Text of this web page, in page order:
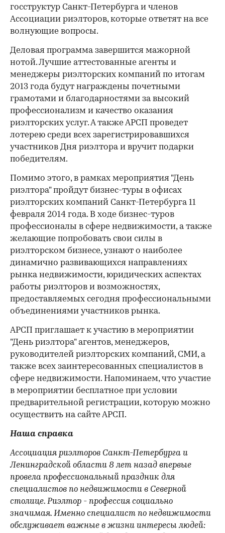
госструктур Санкт-Петербурга и членов
Ассоциации риэлторов, которые ответят на все
волнующие вопросы.
Деловая программа завершится мажорной
нотой. Лучшие аттестованные агенты и
менеджеры риэлторских компаний по итогам
2013 года будут награждены почетными
грамотами и благодарностями за высокий
профессионализм и качество оказания
риэлторских услуг. А также АРСП проведет
лотерею среди всех зарегистрировавшихся
участников Дня риэлтора и вручит подарки
победителям.
Помимо этого, в рамках мероприятия "День
риэлтора" пройдут бизнес-туры в офисах
риэлторских компаний Санкт-Петербурга 11
февраля 2014 года. В ходе бизнес-туров
профессионалы в сфере недвижимости, а также
желающие попробовать свои силы в
риэлторском бизнесе, узнают о наиболее
динамично развивающихся направлениях
рынка недвижимости, юридических аспектах
работы риэлторов и возможностях,
предоставляемых сегодня профессиональными
объединениями участников рынка.
АРСП приглашает к участию в мероприятии
"День риэлтора" агентов, менеджеров,
руководителей риэлторских компаний, СМИ, а
также всех заинтересованных специалистов в
сфере недвижимости. Напоминаем, что участие
в мероприятии бесплатное при условии
предварительной регистрации, которую можно
осуществить на сайте АРСП.
Наша справка
Ассоциация риэлторов Санкт-Петербурга и
Ленинградской области 8 лет назад впервые
провела профессиональный праздник для
специалистов по недвижимости в Северной
столице. Риэлтор - профессия социально
значимая. Именно специалист по недвижимости
обслуживает важные в жизни интересы людей: